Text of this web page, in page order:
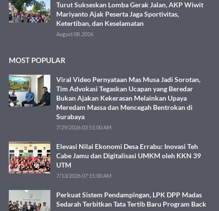
Turut Sukseskan Lomba Gerak Jalan, AKP Wiwit
Mariyanto Ajak Peserta Jaga Sportivitas,
Ketertiban, dan Keselamatan
August 08, 2026
MOST POPULAR
Viral Video Pernyataan Mas Musa Jadi Sorotan,
Tim Advokasi Tegaskan Ucapan yang Beredar
Bukan Ajakan Kekerasan Melainkan Upaya
Meredam Massa dan Mencegah Bentrokan di
Surabaya
7/29/2026 03:51:00 AM
Elevasi Nilai Ekonomi Desa Errabu: Inovasi Teh
Cabe Jamu dan Digitalisasi UMKM oleh KKN 39
UTM
7/13/2026 07:15:00 AM
Perkuat Sistem Pendampingan, LPK DPP Madas
Sedarah Terbitkan Tata Tertib Baru Program Back